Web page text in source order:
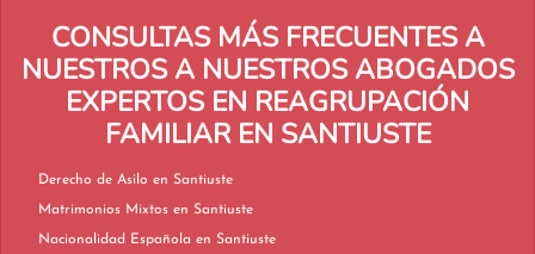
CONSULTAS MÁS FRECUENTES A
NUESTROS A NUESTROS ABOGADOS
EXPERTOS EN REAGRUPACIÓN
FAMILIAR EN SANTIUSTE
Derecho de Asilo en Santiuste
Matrimonios Mixtos en Santiuste
Nacionalidad Española en Santiuste